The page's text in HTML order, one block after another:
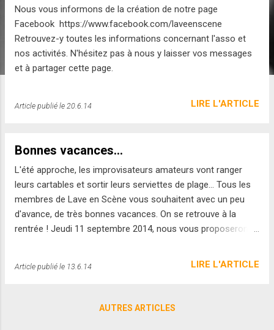
Nous vous informons de la création de notre page
Facebook https://www.facebook.com/laveenscene
Retrouvez-y toutes les informations concernant l'asso et
nos activités. N'hésitez pas à nous y laisser vos messages
et à partager cette page.
Article publié le 20.6.14 LIRE L'ARTICLE
Bonnes vacances...
L'été approche, les improvisateurs amateurs vont ranger
leurs cartables et sortir leurs serviettes de plage... Tous les
membres de Lave en Scène vous souhaitent avec un peu
d'avance, de très bonnes vacances. On se retrouve à la
rentrée ! Jeudi 11 septembre 2014, nous vous proposerons
à Ceyrat, en fin de journée ; ou à nous contacter
(laveenscene@gmail.com) d'ici là. Jeudi 20 septembre, la
D'ici là, passez un bel été !
Article publié le 13.6.14 LIRE L'ARTICLE
AUTRES ARTICLES